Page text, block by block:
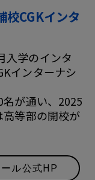
校CGKインタ
入学のインタ
インターナシ
が通い、2025
等部の開校が
ル公式HP